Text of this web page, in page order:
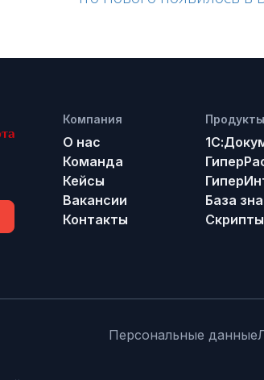
Компания
О нас
Команда
Кейсы
Вакансии
Контакты
Продукты
База
Скрипты
Персональные данные